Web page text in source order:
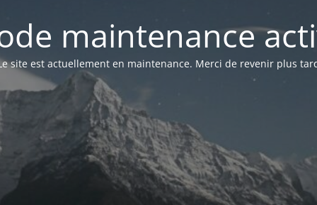
maintenance
site est actuellement en maintenance. Merci de revenir plus